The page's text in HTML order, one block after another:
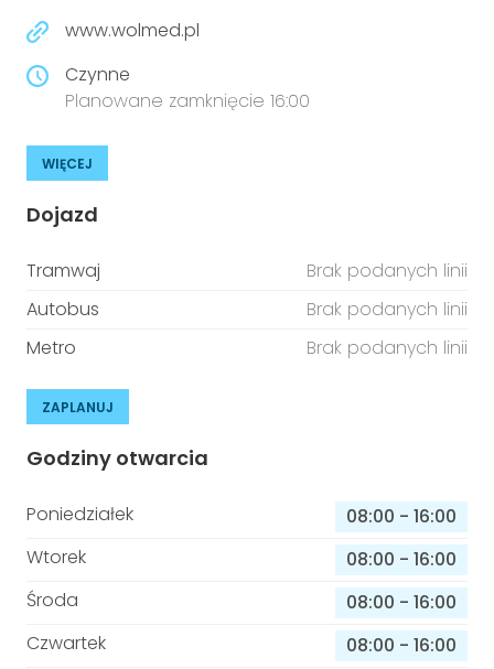
www.wolmed.pl
Czynne
Planowane zamknięcie 16:00
WIĘCEJ
Dojazd
Tramwaj
Brak podanych linii
Autobus
Brak podanych linii
Metro
Brak podanych linii
ZAPLANUJ
Godziny otwarcia
Poniedziałek 08:00 - 16:00
Wtorek
08:00 - 16:00
Środa
08:00 - 16:00
Czwartek
08:00 - 16:00